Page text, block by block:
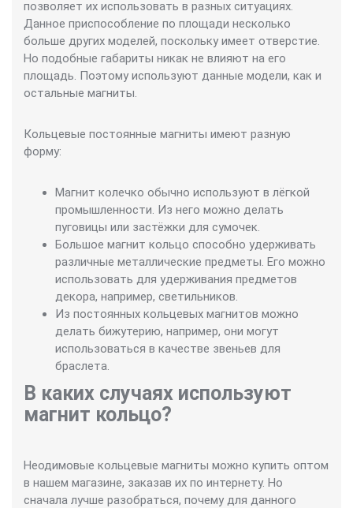
позволяет их использовать в разных ситуациях.
Данное приспособление по площади несколько
больше других моделей, поскольку имеет отверстие.
Но подобные габариты никак не влияют на его
площадь. Поэтому используют данные модели, как и
остальные магниты.
Кольцевые постоянные магниты имеют разную
форму:
Магнит колечко обычно используют в лёгкой
промышленности. Из него можно делать
пуговицы или застёжки для сумочек.
Большое магнит кольцо способно удерживать
различные металлические предметы. Его можно
использовать для удерживания предметов
декора, например, светильников.
Из постоянных кольцевых магнитов можно
делать бижутерию, например, они могут
использоваться в качестве звеньев для
браслета.
В каких случаях используют
магнит кольцо?
Неодимовые кольцевые магниты можно купить оптом
в нашем магазине, заказав их по интернету. Но
сначала лучше разобраться, почему для данного